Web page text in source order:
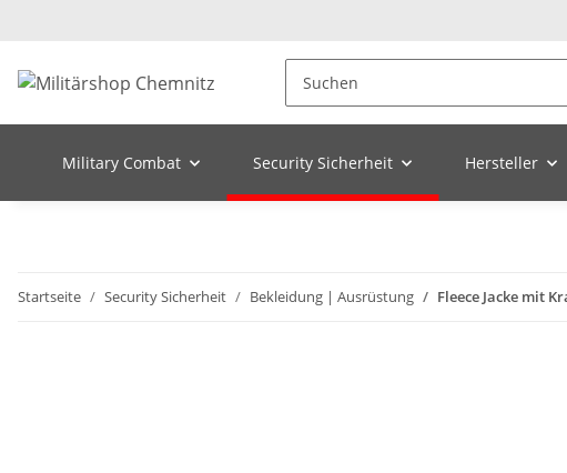
Military Combat Security Sicherheit Hersteller
Startseite Security Sicherheit Bekleidung | Ausrüstung Fleece Jacke mit